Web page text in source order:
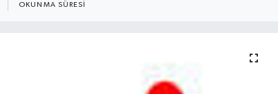
OKUNMA SÜRESI